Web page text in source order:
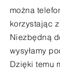
można
korzystając
Niezbędną
wysyłamy
Dzięki temu